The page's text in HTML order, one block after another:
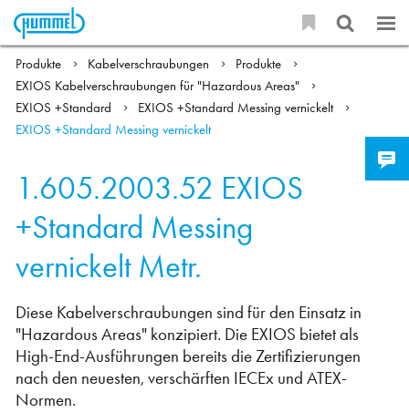
Produkte Kabelverschraubungen
Produkte
EXIOS Kabelverschraubungen für "Hazardous Areas"
EXIOS +Standard
EXIOS +Standard Messing vernickelt
EXIOS +Standard Messing vernickelt
1.605.2003.52 EXIOS
+Standard Messing
vernickelt Metr.
Diese Kabelverschraubungen sind für den Einsatz in
"Hazardous Areas" konzipiert. Die EXIOS bietet als
High-End-Ausführungen bereits die Zertifizierungen
nach den neuesten, verschärften IECEx und ATEX-
Normen.